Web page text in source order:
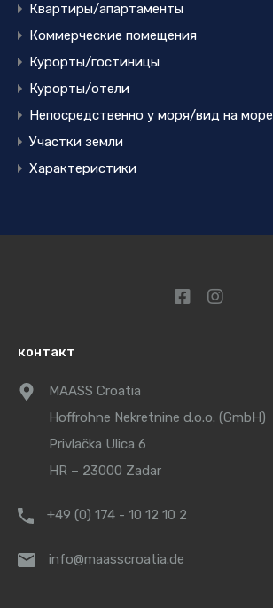
Квартиры/апартаменты
Коммерческие помещения
Курорты/гостиницы
Курорты/отели
Непосредственно у моря/вид на море
Участки земли
Характеристики
контакт
MAASS Croatia
Hoffrohne Nekretnine d.o.o. (GmbH)
Privlačka Ulica 6
HR – 23000 Zadar
+49 (0) 174 - 10 12 10 2
info@maasscroatia.de